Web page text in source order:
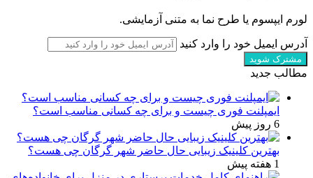
لورم ایپسوم یا طرح‌ نما به متنی آزمایشی.
آدرس ایمیل خود را وارد کنید
مطالب جدید
ایمپلنت فوری چیست و برای چه کسانی مناسب است؟
6 روز پیش
بهترین کلینیک زیبایی حال حاضر شهر گرگان چی هست؟
1 هفته پیش